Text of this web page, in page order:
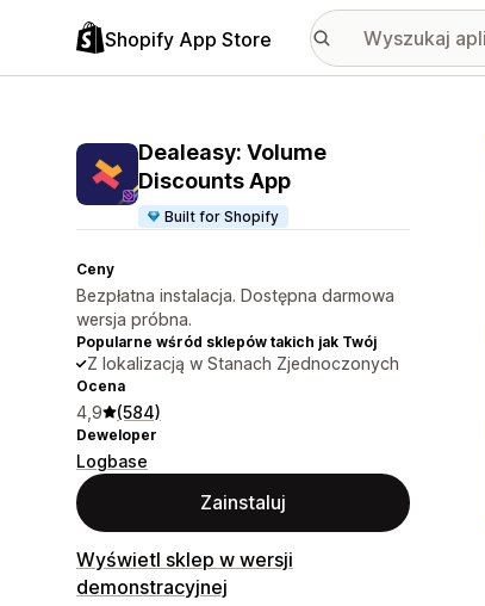
Shopify App Store
Dealeasy: Volume
Discounts App
Built for Shopify
Ceny
Bezpłatna instalacja. Dostępna darmowa
wersja próbna.
Popularne wśród sklepów takich jak Twój
Z lokalizacją w Stanach Zjednoczonych
Ocena
4,9 (584)
Deweloper
Logbase
Zainstaluj
Wyświetl sklep w wersji
demonstracyjnej